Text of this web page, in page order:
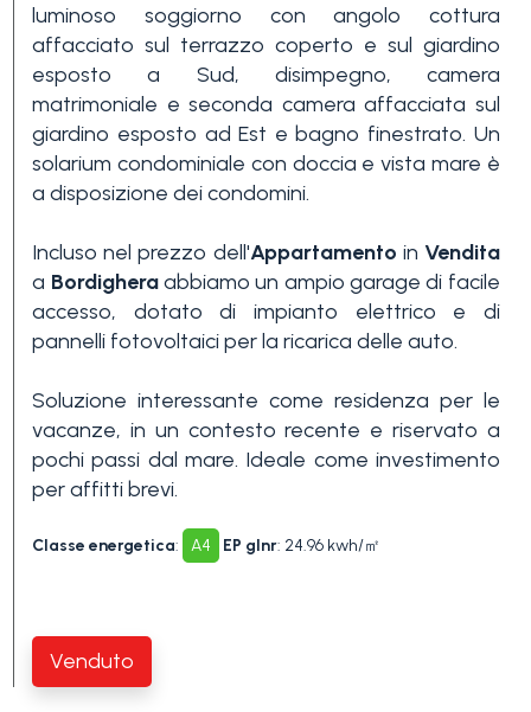
luminoso soggiorno con angolo cottura
affacciato sul terrazzo coperto e sul giardino
esposto a Sud, disimpegno, camera
matrimoniale e seconda camera affacciata sul
giardino esposto ad Est e bagno finestrato. Un
solarium condominiale con doccia e vista mare è
a disposizione dei condomini.
Incluso nel prezzo dell'Appartamento in Vendita
a Bordigheraabbiamo un ampio garage di facile
accesso, dotato di impianto elettrico e di
pannelli fotovoltaici per la ricarica delle auto.
Soluzione interessante come residenza per le
vacanze, in un contesto recente e riservato a
pochi passi dal mare. Ideale come investimento
per affitti brevi.
Classe energetica: A4 EP glnr: 24.96 kwh/㎡
Venduto
3+
Altre
opzioni
-
multiscelta
Giardino
Ascensore